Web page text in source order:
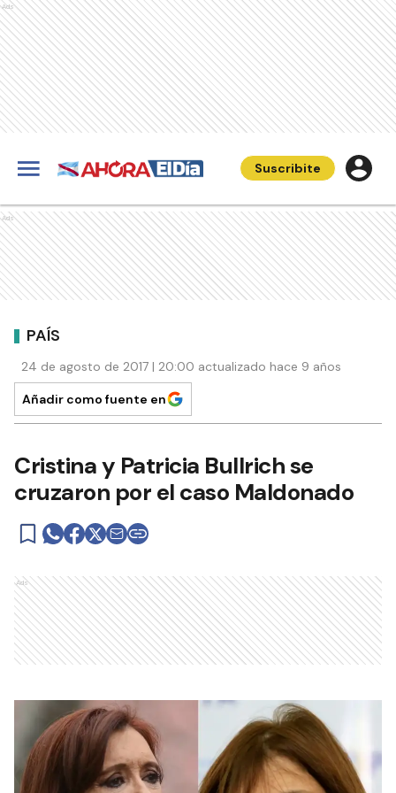
Ads
Suscribite
Ads
PAÍS
24 de agosto de 2017 | 20:00 actualizado hace 9 años
Añadir como fuente en
Cristina y Patricia Bullrich se
cruzaron por el caso Maldonado
Ads